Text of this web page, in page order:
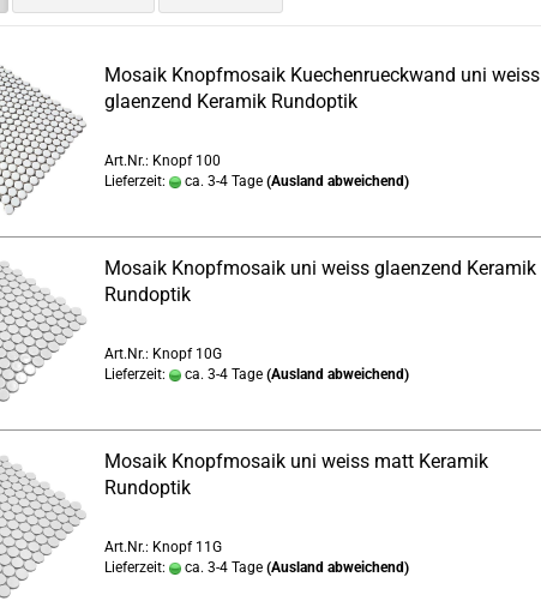
Mosaik Knopfmosaik Kuechenrueckwand uni weiss
glaenzend Keramik Rundoptik
Art.Nr.: Knopf 100
Lieferzeit:
ca. 3-4 Tage (Ausland abweichend)
Mosaik Knopfmosaik uni weiss glaenzend Keramik
Rundoptik
Art.Nr.: Knopf 10G
Lieferzeit:
ca. 3-4 Tage (Ausland abweichend)
Mosaik Knopfmosaik uni weiss matt Keramik
Rundoptik
Art.Nr.: Knopf 11G
Lieferzeit:
ca. 3-4 Tage (Ausland abweichend)